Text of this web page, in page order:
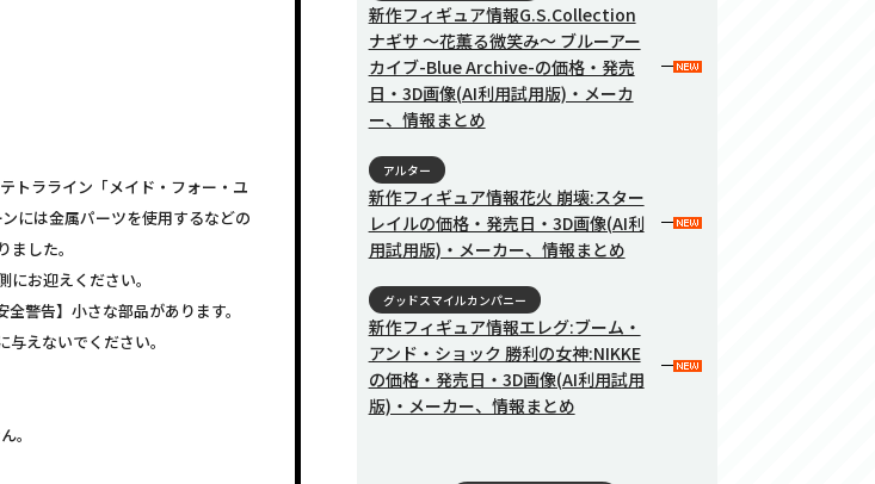
トラライン「メイド・フォー・ユ
には金属パーツを使用するなどの
した。
お迎えください。
警告】小さな部品があります。
えないでください。
。
新作フィギュア情報G.S.Collection
ナギサ 〜花薫る微笑み〜 ブルーアー
カイブ-Blue Archive-の価格・発売
日・3D画像(AI利用試用版)・メーカ
ー、情報まとめ
アルター
新作フィギュア情報花火 崩壊:スター
レイルの価格・発売日・3D画像(AI利
用試用版)・メーカー、情報まとめ
グッドスマイルカンパニー
新作フィギュア情報エレグ:ブーム・
アンド・ショック 勝利の女神:NIKKE
の価格・発売日・3D画像(AI利用試用
版)・メーカー、情報まとめ